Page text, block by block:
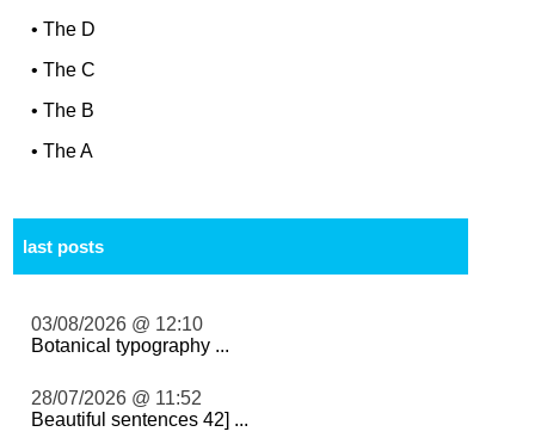
•The D
•The C
•The B
•The A
last posts
03/08/2026 @ 12:10
Botanical typography ...
28/07/2026 @ 11:52
Beautiful sentences 42] ...